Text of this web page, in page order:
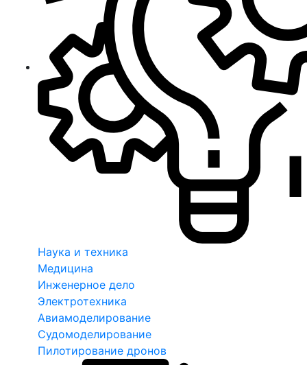
Наука и техника
Медицина
Инженерное дело
Электротехника
Авиамоделирование
Судомоделирование
Пилотирование дронов